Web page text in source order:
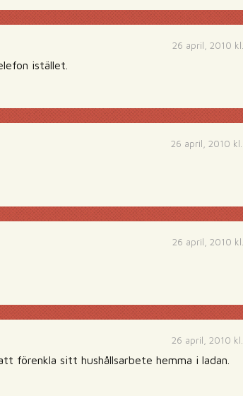
26 april, 2010
istället.
26 april, 2010
26 april, 2010
26 april, 2010
förenkla sitt hushållsarbete hemma i ladan.